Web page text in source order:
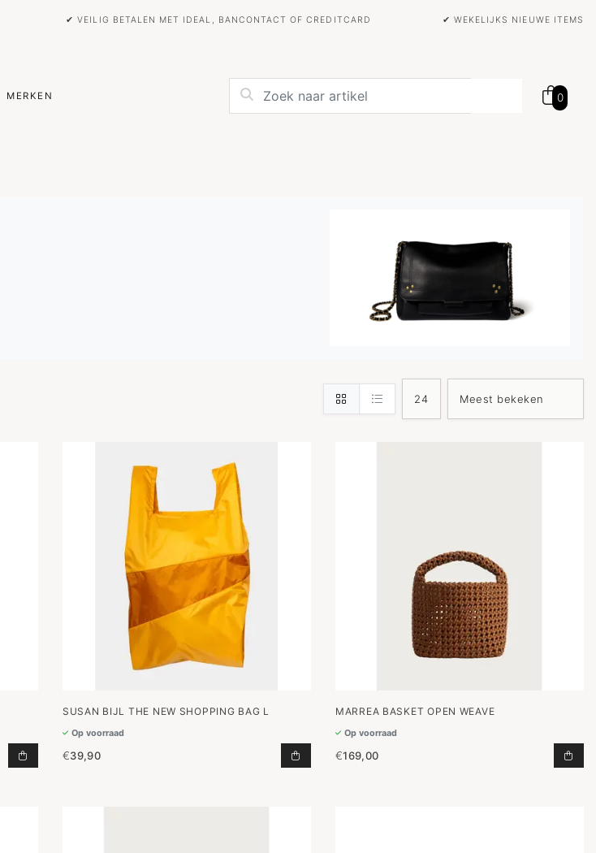
✔ VEILIG BETALEN MET IDEAL, BANCONTACT OF CREDITCARD ✔ WEKELIJKS NIEUWE ITEMS
MERKEN 0
CLUTCH COCO FRESCO TOEVOEGEN AAN WINKELWAGEN
SUSAN BIJL THE NEW SHOPPING BAG L
Op voorraad
€39,90 THE NEW SHOPPING BAG L TOEVOEGEN AAN
MARREA BASKET OPEN WEAVE
Op voorraad
€169,00